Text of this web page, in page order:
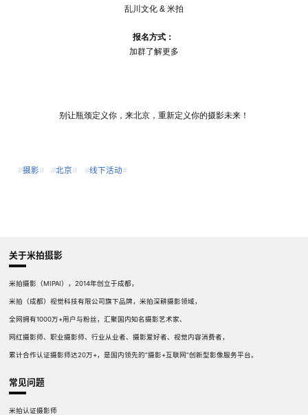
乱川文化 & 米拍
报名方式：
加群了解更多
别让瓶颈定义你，来北京，重新定义你的摄影未来！
#摄影# #北京# #线下活动#
关于米拍摄影
米拍摄影（MIPAI），2014年创立于成都，
米拍（成都）视觉科技有限公司旗下品牌，米拍深耕摄影领域，
全网拥有1000万+用户与粉丝，汇聚国内知名摄影艺术家、
网红摄影师、职业摄影师、行业从业者、摄影爱好者、视觉内容消费者，
累计合作认证摄影师达20万+，是国内领先的“摄影+互联网”创新型影像服务平台。
常见问题
米拍认证摄影师